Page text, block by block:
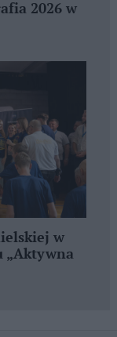
2026 w
w
„Aktywna